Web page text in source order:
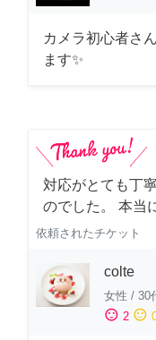
カメラ初心者さ
ます✨
対応がとても丁
のでした。 本当
依頼されたチケット
colte
女性 / 30
sentiment_satisfied 2 sentiment_neutral